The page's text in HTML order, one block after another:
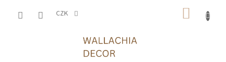
CZK